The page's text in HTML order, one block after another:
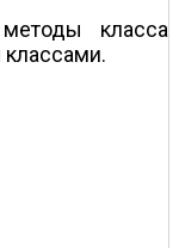
класса